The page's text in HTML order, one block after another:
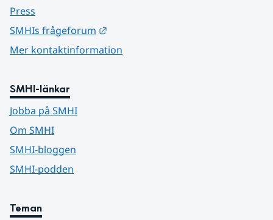
Press
SMHIs frågeforum
Mer kontaktinformation
SMHI-länkar
Jobba på SMHI
Om SMHI
SMHI-bloggen
SMHI-podden
Teman